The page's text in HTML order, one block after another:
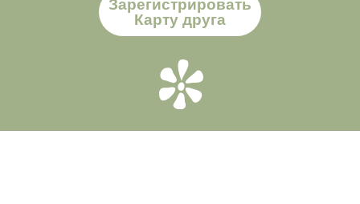
Зарегистрировать
Карту друга